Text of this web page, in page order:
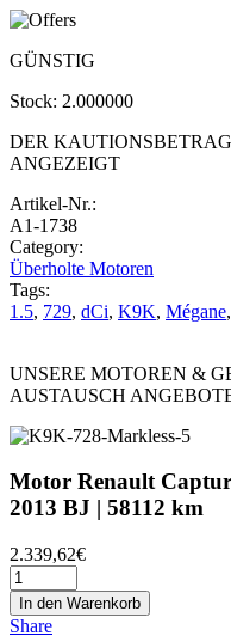
GÜNSTIG
Stock: 2.000000
DER
ANGEZEIGT
Artikel-Nr.:
A1-1738
Category:
Überholte Motoren
Tags:
1.5, 729, dCi, K9K, Mégane,
UNSERE MOTOREN &
AUSTAUSCH
Motor Renault
2013 BJ | 58112 km
2.339,62€
In den Warenkorb
Share